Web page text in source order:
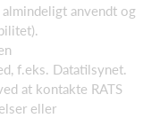
anvendt og
f.eks. Datatilsynet.
at kontakte RATS
eller